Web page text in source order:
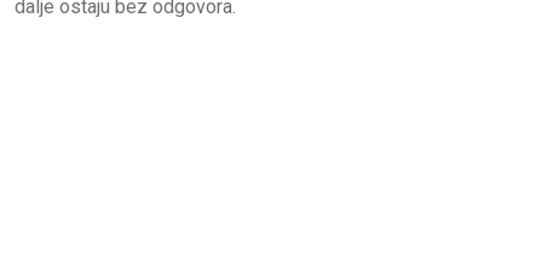
dalje ostaju bez odgovora.